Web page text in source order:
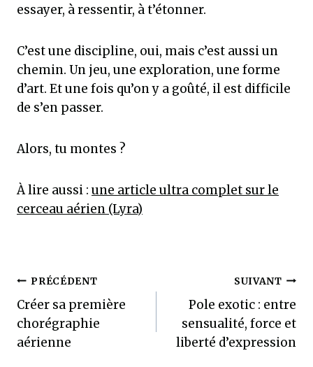
essayer, à ressentir, à t’étonner.
C’est une discipline, oui, mais c’est aussi un
chemin. Un jeu, une exploration, une forme
d’art. Et une fois qu’on y a goûté, il est difficile
de s’en passer.
Alors, tu montes ?
À lire aussi : une article ultra complet sur le
cerceau aérien (Lyra)
Navigation
de
l’article
PRÉCÉDENT
Créer sa première
chorégraphie
aérienne
SUIVANT
Pole exotic : entre
sensualité, force et
liberté d’expression